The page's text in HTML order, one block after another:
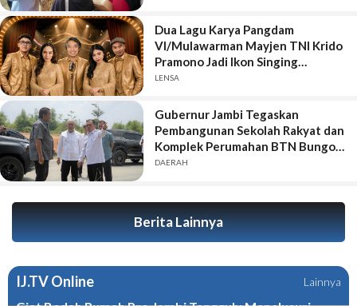
Dua Lagu Karya Pangdam
VI/Mulawarman Mayjen TNI Krido
Pramono Jadi Ikon Singing
Competition HUT Ke-81 RI
LENSA
Gubernur Jambi Tegaskan
Pembangunan Sekolah Rakyat dan
Komplek Perumahan BTN Bungo
Green City Harus Sejalan
DAERAH
Berita Lainnya
IJ.TV Online Lainnya